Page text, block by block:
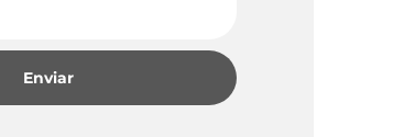
Enviar